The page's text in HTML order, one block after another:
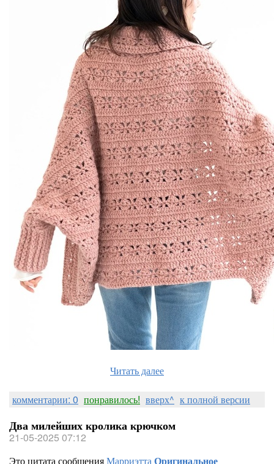
Читать далее
комментарии: 0 понравилось! вверх^ к полной версии
Два милейших кролика крючком
21-05-2025 07:12
Это цитата сообщенияМарриэтта Оригинальное